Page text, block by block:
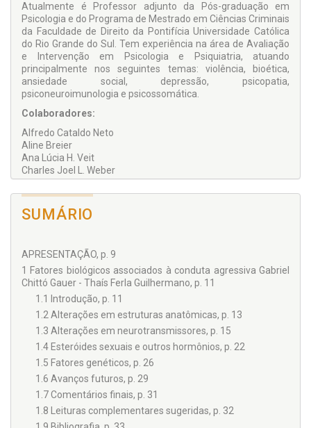
Atualmente é Professor adjunto da Pós-graduação em
Psicologia e do Programa de Mestrado em Ciências Criminais
da Faculdade de Direito da Pontifícia Universidade Católica
do Rio Grande do Sul. Tem experiência na área de Avaliação
e Intervenção em Psicologia e Psiquiatria, atuando
principalmente nos seguintes temas: violência, bioética,
ansiedade social, depressão, psicopatia,
psiconeuroimunologia e psicossomática.
Colaboradores:
Alfredo Cataldo Neto
Aline Breier
Ana Lúcia H. Veit
Charles Joel L. Weber
Débora Silva Machado
Gabriel Chittó Gauer
Gabriel Chittó Gauer
Gabriel Chittó Gauer
Jorge Abdala Seadi
Luiz R. M. Centurião
Paulo Vinícius Sporleder de Souza
Rogério Alves Paz
Rudyard Emerson Sordi
Ruth Maria Chittó Gauer
Suzana C. de Lavigne
Thaís Ferla Guilhermano
SUMÁRIO
APRESENTAÇÃO, p. 9
1 Fatores biológicos associados à conduta agressiva Gabriel
Chittó Gauer - Thaís Ferla Guilhermano, p. 11
1.1 Introdução, p. 11
1.2 Alterações em estruturas anatômicas, p. 13
1.3 Alterações em neurotransmissores, p. 15
1.4 Esteróides sexuais e outros hormônios, p. 22
1.5 Fatores genéticos, p. 26
1.6 Avanços futuros, p. 29
1.7 Comentários finais, p. 31
1.8 Leituras complementares sugeridas, p. 32